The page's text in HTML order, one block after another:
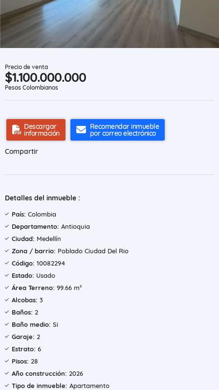
Precio de venta
$1.100.000.000
Pesos Colombianos
Descargar
información
Recomendar inmueble
por correo electrónico
Compartir
Detalles del inmueble :
País: Colombia
Departamento: Antioquia
Ciudad: Medellín
Zona / barrio: Poblado Ciudad Del Rio
Código: 10082294
Estado: Usado
Área Terreno: 99.66 m²
Alcobas: 3
Baños: 2
Baño medio: Si
Garaje: 2
Estrato: 6
Pisos: 28
Año construcción: 2026
Tipo de inmueble: Apartamento